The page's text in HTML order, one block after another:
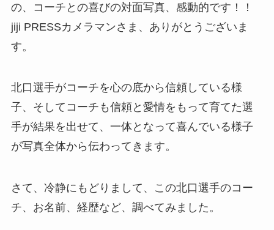
の、コーチとの喜びの対面写真、感動的です！！
jiji PRESSカメラマンさま、ありがとうございま
す。
北口選手がコーチを心の底から信頼している様
子、そしてコーチも信頼と愛情をもって育てた選
手が結果を出せて、一体となって喜んでいる様子
が写真全体から伝わってきます。
さて、冷静にもどりまして、この北口選手のコー
チ、お名前、経歴など、調べてみました。